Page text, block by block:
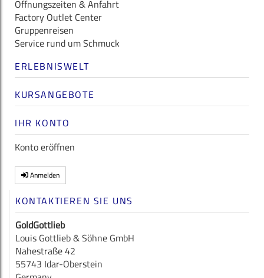
Öffnungszeiten & Anfahrt
Factory Outlet Center
Gruppenreisen
Service rund um Schmuck
ERLEBNISWELT
KURSANGEBOTE
IHR KONTO
Konto eröffnen
Anmelden
KONTAKTIEREN SIE UNS
GoldGottlieb
Louis Gottlieb & Söhne GmbH
Nahestraße 42
55743 Idar-Oberstein